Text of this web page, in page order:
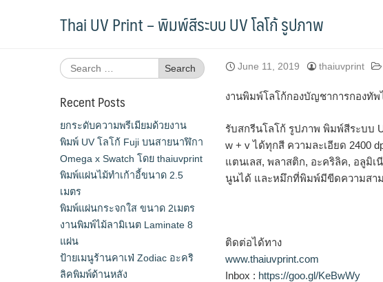
Thai UV Print – พิมพ์สีระบบ UV โลโก้ รูปภาพ
พิมพ์โลโก้กองบัญชาการกองทัพไทย ลงบนยางสีเขียว
June 11, 2019 thaiuvprint
งานพิมพ์โลโก้กองบัญชาการกองทั
รับสกรีนโลโก้ รูปภาพ พิมพ์สีระบบ
w + v ได้ทุกสี ความละเอียด 2400
แตนเลส, พลาสติก, อะคริลิค, อลูมิ
นูนได้ และหมึกที่พิมพ์มีขีดความสา
ติดต่อได้ทาง
www.thaiuvprint.com
Inbox : https://goo.gl/KeBwWy
Search
for:
Recent Posts
ยกระดับความพรีเมียมด้วยงาน
พิมพ์ UV โลโก้ Fuji บนสายนาฬิกา
Omega x Swatch โดย thaiuvprint
พิมพ์แผ่นไม้ทำเก้าอี้ขนาด 2.5
เมตร
พิมพ์แผ่นกระจกใส ขนาด 2เมตร
งานพิมพ์ไม้ลามิเนต Laminate 8
แผ่น
ป้ายเมนูร้านคาเฟ่ Zodiac อะคริ
ลิคพิมพ์ด้านหลัง